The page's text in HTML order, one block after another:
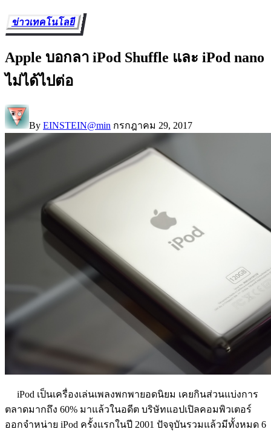
ข่าวเทคโนโลยี
Apple บอกลา iPod Shuffle และ iPod nano
ไม่ได้ไปต่อ
By EINSTEIN@min กรกฎาคม 29, 2017
iPod เป็นเครื่องเล่นเพลงพกพายอดนิยม เคยกินส่วนแบ่งการ
ตลาดมากถึง 60% มาแล้วในอดีต บริษัทแอปเปิลคอมพิวเตอร์
ออกจำหน่าย iPod ครั้งแรกในปี 2001 ปัจจุบันรวมแล้วมีทั้งหมด 6